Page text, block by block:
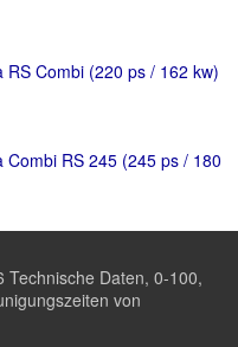
RS Combi (220 ps / 162 kw)
Combi RS 245 (245 ps / 180
Daten, 0-100,
von